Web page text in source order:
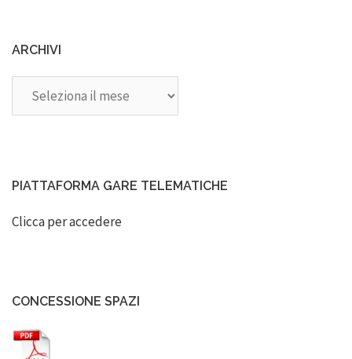
ARCHIVI
PIATTAFORMA GARE TELEMATICHE
Clicca per accedere
CONCESSIONE SPAZI